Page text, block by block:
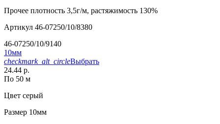
Прочее плотность 3,5г/м, растяжимость 130%
Артикул 46-07250/10/8380
46-07250/10/9140
10мм
checkmark_alt_circleВыбрать
24.44 р.
По 50 м
Цвет серый
Размер 10мм